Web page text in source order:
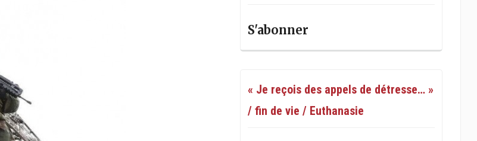
S'abonner
« Je reçois des appels de détresse… »
/ fin de vie / Euthanasie